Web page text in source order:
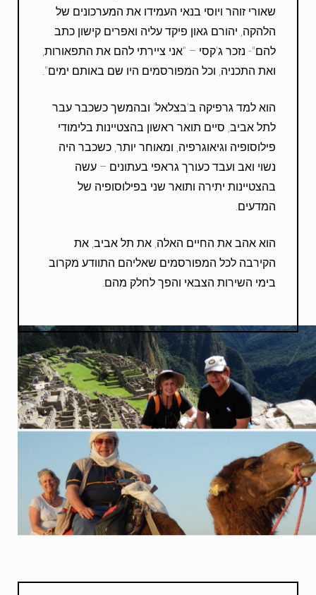
שאורי זוהר ויוסי בנאי העמידו את המערכונים של
הלהקה, יהורם גאון פיקד עליה ואפרים קישון כתב
להם"- נזכר ג'קסי – "אני ציירתי להם את התפאורות,
ואת התכניה, וכל המפורסמים היו שם באותם ימים".
הוא למד גרפיקה ב'בצלאל' ובהמשך כשכבר עבר
לתל אביב, סיים תואר ראשון בהצטיינות בלימודי
פילוסופיה וגיאוגרפיה, ומאוחר יותר, כשכבר היה
נשוי ואב ועבד כעורך גראפי בעתונים – עשה
בהצטיינות יתירה ותואר שני בפילוסופיה של
המדעים.
הוא אהב את החיים האלה, את תל אביב, את
הקירבה לכל המפורסמים שאליהם התוודע מקרוב
בימי השירות הצבאי והפך לחלק מהם.